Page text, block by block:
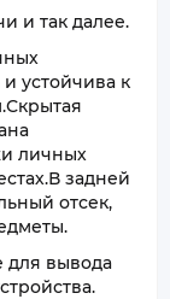
и так далее.
устойчива к
личных
задней
отсек,
для вывода